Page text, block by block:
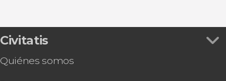
Civitatis
Quiénes somos